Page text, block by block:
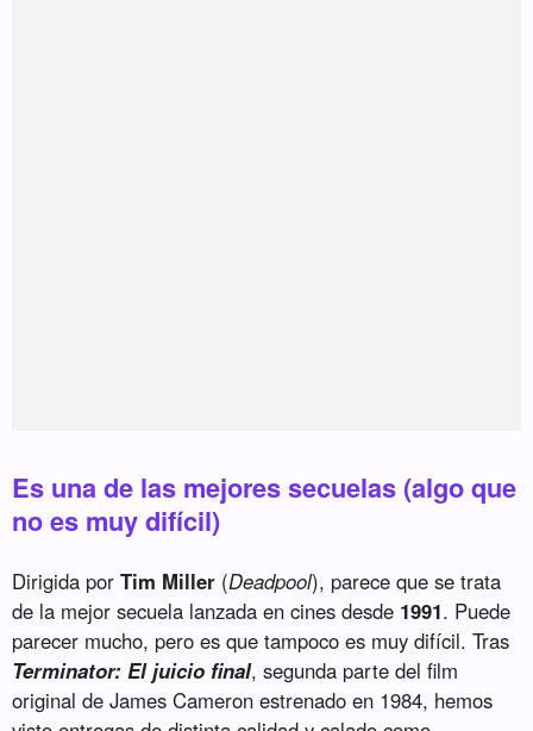
Es una de las mejores secuelas (algo que
no es muy difícil)
Dirigida porTim Miller (Deadpool), parece que se trata
de la mejor secuela lanzada en cines desde 1991. Puede
parecer mucho, pero es que tampoco es muy difícil. Tras
Terminator: El juicio final, segunda parte del film
original de James Cameron estrenado en 1984, hemos